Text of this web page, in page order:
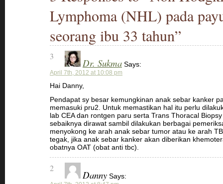
Lymphoma (NHL) pada
seorang ibu 33 tahun”
3
Dr. Sukma Says:
April 7th, 2012 at 10:08 pm
Hai Danny,
Pendapat sy besar kemungkinan anak sebar kanker
memasuki pru2. Untuk memastikan hal itu perlu
lab CEA dan rontgen paru serta Trans Thoracal
sebaiknya dirawat sambil dilakukan berbagai
menyokong ke arah anak sebar tumor atau ke arah
tegak, jika anak sebar kanker akan diberikan
obatnya OAT (obat anti tbc).
2
Danny Says: